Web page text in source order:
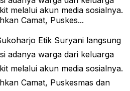
melalui akun media sosialnya.
Camat, Puskes...
Etik Suryani langsung
adanya warga dari keluarga
melalui akun media sosialnya.
Camat, Puskesmas dan